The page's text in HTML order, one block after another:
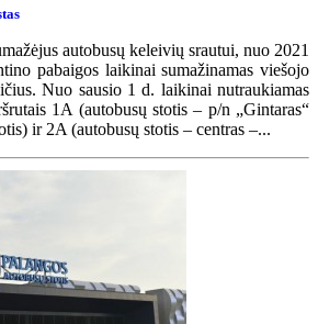
autobusų keleivių srautui, nuo 2021
pabaigos laikinai sumažinamas viešojo
Nuo sausio 1 d. laikinai nutraukiamas
1A (autobusų stotis – p/n „Gintaras“
ir 2A (autobusų stotis – centras –...